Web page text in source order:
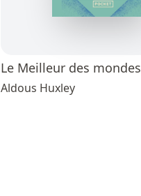
Le Meilleur des mondes
Aldous Huxley